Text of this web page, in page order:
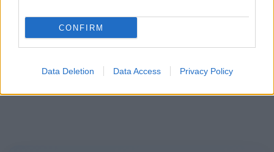
CONFIRM
Data Deletion Data Access Privacy Policy